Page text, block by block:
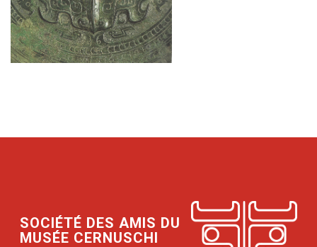
SOCIÉTÉ DES AMIS DU
MUSÉE CERNUSCHI